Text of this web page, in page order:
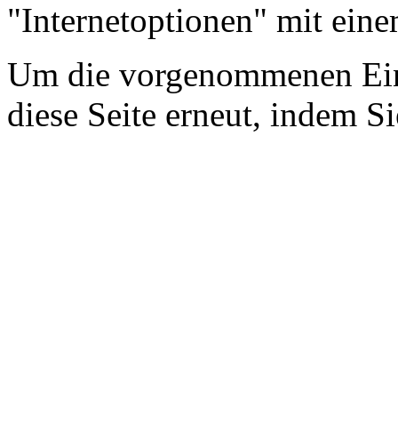
"Internetoptionen" mit
Um die vorgenommenen
diese Seite erneut, indem